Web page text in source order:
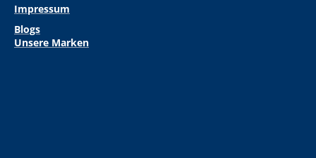
Impressum
Blogs
Unsere Marken